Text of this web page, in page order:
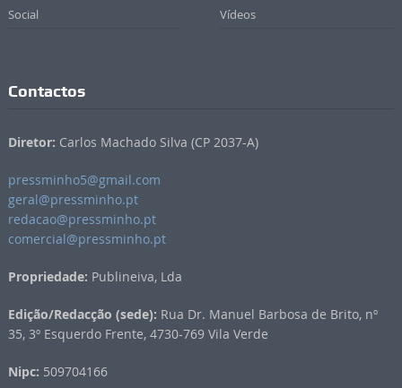
Social Vídeos
Contactos
Diretor: Carlos Machado Silva (CP 2037-A)
pressminho5@gmail.com
geral@pressminho.pt
redacao@pressminho.pt
comercial@pressminho.pt
Propriedade: Publineiva, Lda
Edição/Redacção (sede): Rua Dr. Manuel Barbosa de Brito, nº
35, 3º Esquerdo Frente, 4730-769 Vila Verde
Nipc: 509704166